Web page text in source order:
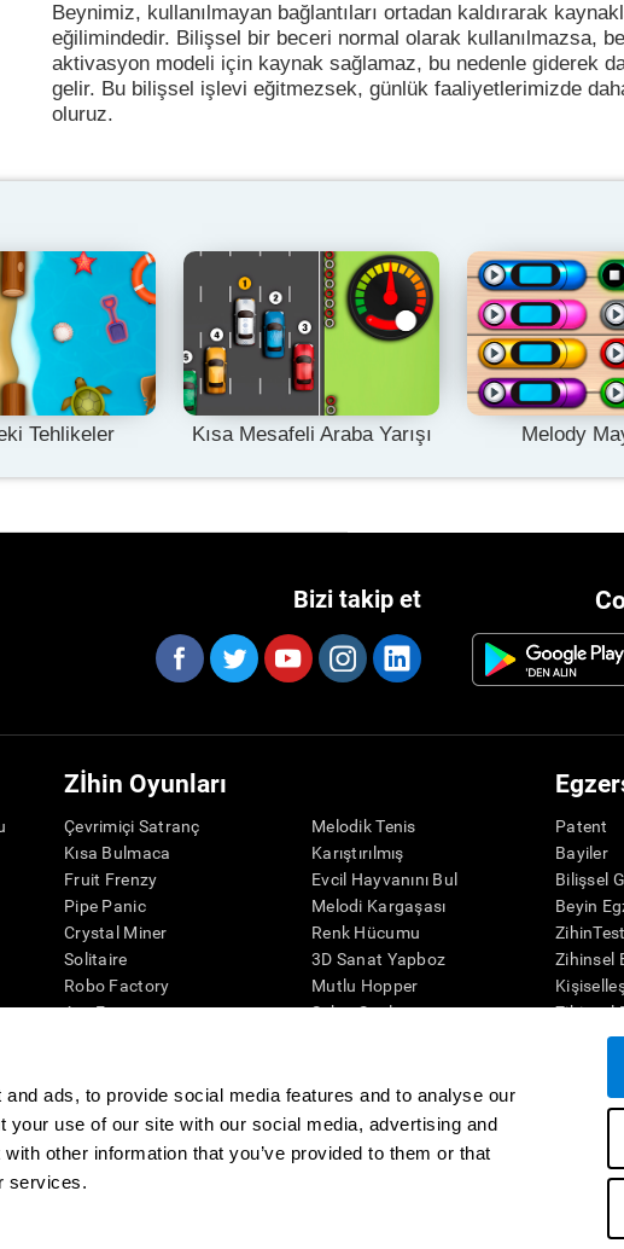
ads, to provide social media features and to analyse our
your use of our site with our social media, advertising and
other information that you’ve provided to them or that
services.
Beynimiz, kullanılmayan bağlantıları ortadan kaldırarak
eğilimindedir. Bilişsel bir beceri normal olarak kullanılmazsa,
aktivasyon modeli için kaynak sağlamaz, bu nedenle giderek
gelir. Bu bilişsel işlevi eğitmezsek, günlük faaliyetlerimizde
oluruz.
Tehlikeler Kısa Mesafeli Araba Yarışı Melody
Bizi takip et
Zİhin Oyunları
Çevrimiçi Satranç
Kısa Bulmaca
Fruit Frenzy
Pipe Panic
Crystal Miner
Solitaire
Robo Factory
Ant Escape
Görsel Bulmaca
Eşleştir!
Space Rescue
Melodik Tenis
Karıştırılmış
Evcil Hayvanını Bul
Melodi Kargaşası
Renk Hücumu
3D Sanat Yapboz
Mutlu Hopper
Şeker Sıralaması
Rakamlar
Renkli Arı
Zİhinsel Çeviklik Oyunları
Patent
Bayiler
Bilişsel
Beyin
Zihinsel
Zihinsel
Üstün